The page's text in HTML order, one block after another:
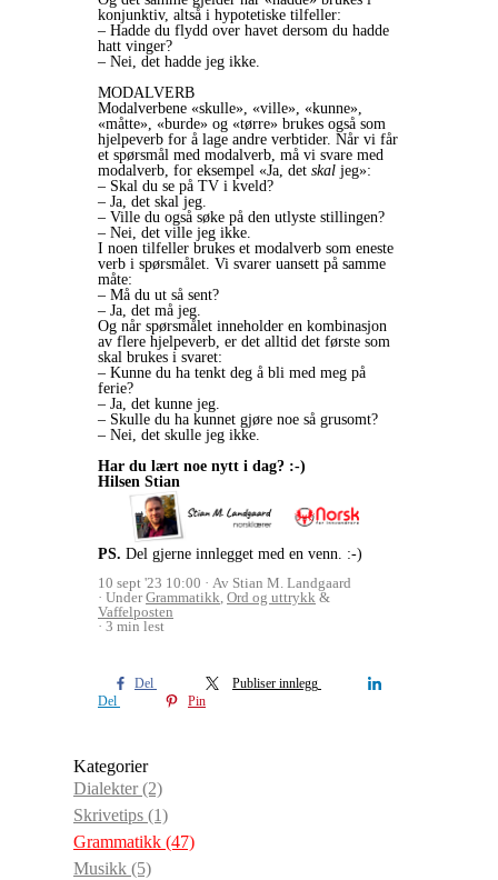
konjunktiv, altså i hypotetiske tilfeller:
– Hadde du flydd over havet dersom du hadde
hatt vinger?
– Nei, det hadde jeg ikke.
MODALVERB
Modalverbene «skulle», «ville», «kunne»,
«måtte», «burde» og «tørre» brukes også som
hjelpeverb for å lage andre verbtider. Når vi får
et spørsmål med modalverb, må vi svare med
modalverb, for eksempel «Ja, det skal jeg»:
– Skal du se på TV i kveld?
– Ja, det skal jeg.
– Ville du også søke på den utlyste stillingen?
– Nei, det ville jeg ikke.
I noen tilfeller brukes et modalverb som eneste
verb i spørsmålet. Vi svarer uansett på samme
måte:
– Må du ut så sent?
– Ja, det må jeg.
Og når spørsmålet inneholder en kombinasjon
av flere hjelpeverb, er det alltid det første som
skal brukes i svaret:
– Kunne du ha tenkt deg å bli med meg på
ferie?
– Ja, det kunne jeg.
– Skulle du ha kunnet gjøre noe så grusomt?
– Nei, det skulle jeg ikke.
Har du lært noe nytt i dag? :-)
Hilsen Stian
PS. Del gjerne innlegget med en venn. :-)
10 sept '23 10:00
Av Stian M. Landgaard
UnderGrammatikk, Ord og uttrykk &
Vaffelposten
3 min lest
Del
Publiser innlegg
Del
Pin
Kategorier
Dialekter(2)
Skrivetips (1)
Grammatikk (47)
Musikk (5)